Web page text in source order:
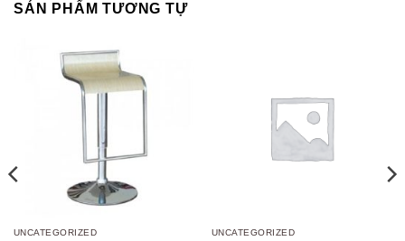
SẢN PHẨM TƯƠNG TỰ
UNCATEGORIZED UNCATEGORIZED